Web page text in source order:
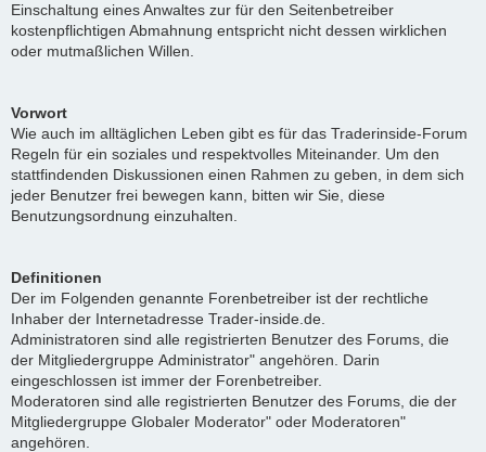
Einschaltung eines Anwaltes zur für den Seitenbetreiber
kostenpflichtigen Abmahnung entspricht nicht dessen wirklichen
oder mutmaßlichen Willen.
Vorwort
Wie auch im alltäglichen Leben gibt es für das Traderinside-Forum
Regeln für ein soziales und respektvolles Miteinander. Um den
stattfindenden Diskussionen einen Rahmen zu geben, in dem sich
jeder Benutzer frei bewegen kann, bitten wir Sie, diese
Benutzungsordnung einzuhalten.
Definitionen
Der im Folgenden genannte Forenbetreiber ist der rechtliche
Inhaber der Internetadresse Trader-inside.de.
Administratoren sind alle registrierten Benutzer des Forums, die
der Mitgliedergruppe Administrator" angehören. Darin
eingeschlossen ist immer der Forenbetreiber.
Moderatoren sind alle registrierten Benutzer des Forums, die der
Mitgliedergruppe Globaler Moderator" oder Moderatoren"
angehören.